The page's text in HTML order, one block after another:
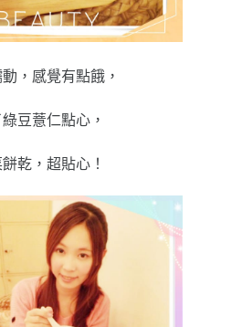
，感覺有點餓，
豆薏仁點心，
乾，超貼心！